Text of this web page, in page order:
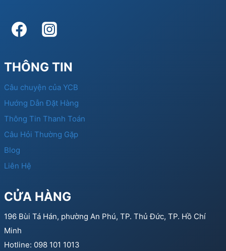
THÔNG TIN
Câu chuyện của YCB
Hướng Dẫn Đặt Hàng
Thông Tin Thanh Toán
Câu Hỏi Thường Gặp
Blog
Liên Hệ
CỬA HÀNG
196 Bùi Tá Hán, phường An Phú, TP. Thủ Đức, TP. Hồ Chí
Minh
Hotline: 098 101 1013